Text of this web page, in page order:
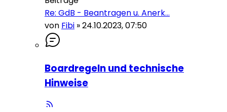
Re: GdB - Beantragen u. Anerk…
von Fibi »24.10.2023, 07:50
Boardregeln und technische
Hinweise